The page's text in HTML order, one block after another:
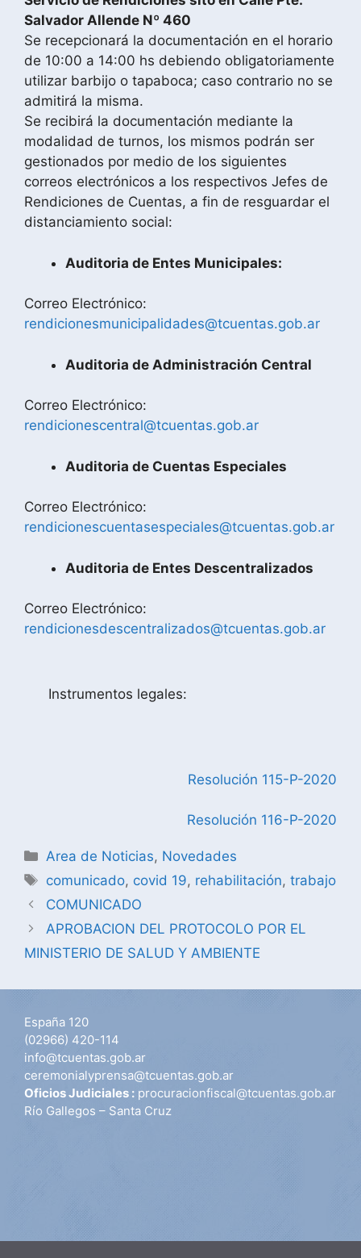
Salvador Allende Nº 460
Se recepcionará la documentación en el horario
de 10:00 a 14:00 hs debiendo obligatoriamente
utilizar barbijo o tapaboca; caso contrario no se
admitirá la misma.
Se recibirá la documentación mediante la
modalidad de turnos, los mismos podrán ser
gestionados por medio de los siguientes
correos electrónicos a los respectivos Jefes de
Rendiciones de Cuentas, a fin de resguardar el
distanciamiento social:
Auditoria de Entes Municipales:
Correo Electrónico:
rendicionesmunicipalidades@tcuentas.gob.ar
Auditoria de Administración Central
Correo Electrónico:
rendicionescentral@tcuentas.gob.ar
Auditoria de Cuentas Especiales
Correo Electrónico:
rendicionescuentasespeciales@tcuentas.gob.ar
Auditoria de Entes Descentralizados
Correo Electrónico:
rendicionesdescentralizados@tcuentas.gob.ar
Instrumentos legales:
Resolución 115-P-2020
Resolución 116-P-2020
Area de Noticias, Novedades
comunicado, covid 19, rehabilitación,trabajo
COMUNICADO
APROBACION DEL PROTOCOLO POR EL
MINISTERIO DE SALUD Y AMBIENTE
España 120
(02966) 420-114
info@tcuentas.gob.ar
ceremonialyprensa@tcuentas.gob.ar
Oficios Judiciales : procuracionfiscal@tcuentas.gob.ar
Río Gallegos – Santa Cruz